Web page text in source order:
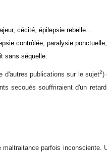
cécité, épilepsie rebelle...
contrôlée, paralysie
sans séquelle.
d'autres publications sur le sujet2)
secoués souffriraient d'un
parfois inconsciente.